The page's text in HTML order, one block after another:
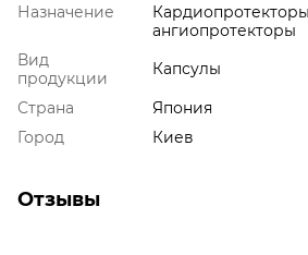
Назначение
ангиопротекторы
Вид
продукции
Капсулы
Страна
Япония
Город
Киев
Отзывы